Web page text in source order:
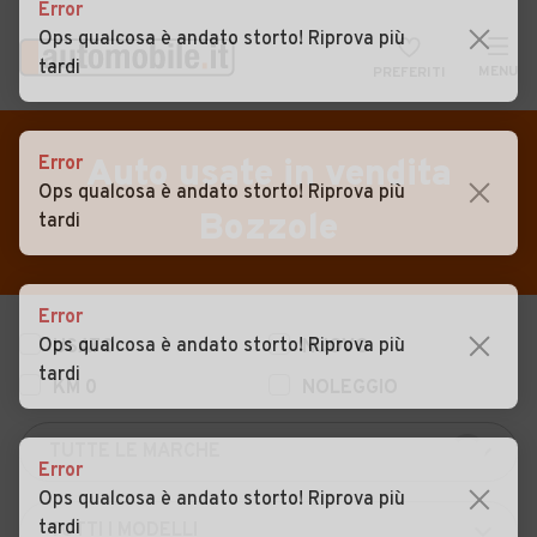
CERCA
Auto
Auto usate
Auto Km 0
Noleggio a lungo termine
Camper
VENDI
MAGAZINE
ACCEDI
Auto usate in vendita
USATO
NUOVO
Error
Ops qualcosa è andato storto! Riprova più
tardi
Error
Ops qualcosa è andato storto! Riprova più
tardi
Error
Ops qualcosa è andato storto! Riprova più
tardi
Error
Ops qualcosa è andato storto! Riprova più
tardi